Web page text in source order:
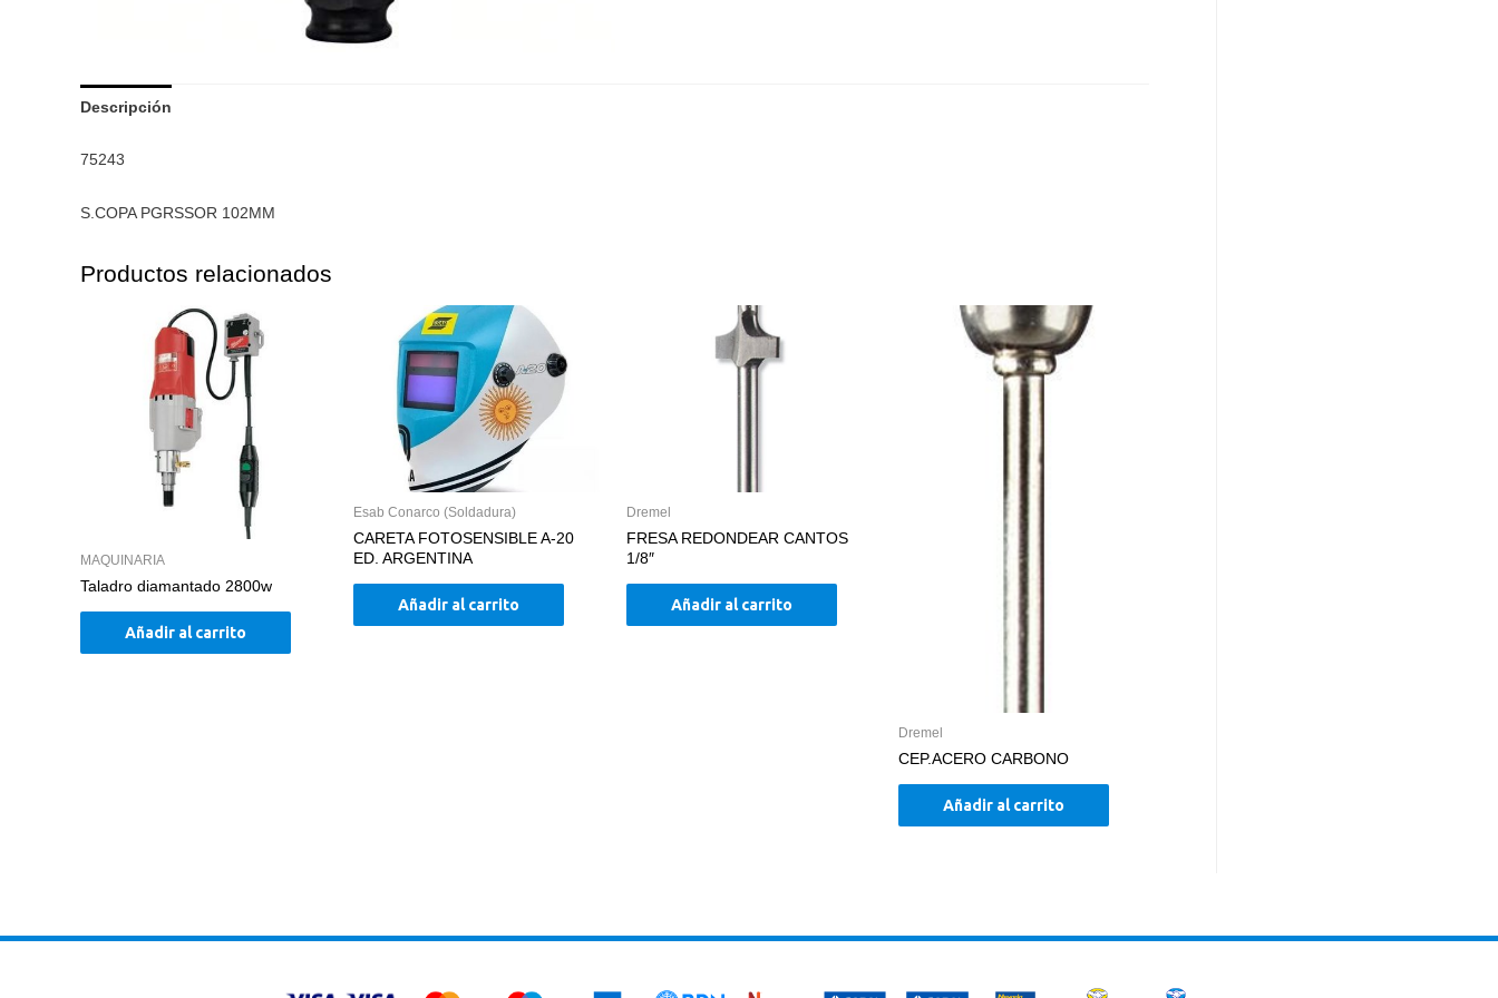
Descripción
75243
S.COPA PGRSSOR 102MM
Productos relacionados
MAQUINARIA
Taladro diamantado 2800w
Añadir al carrito
Esab Conarco (Soldadura)
CARETA FOTOSENSIBLE A-20
ED. ARGENTINA
Añadir al carrito
Dremel
FRESA REDONDEAR CANTOS
1/8″
Añadir al carrito
Dremel
CEP.ACERO CARBONO
Añadir al carrito